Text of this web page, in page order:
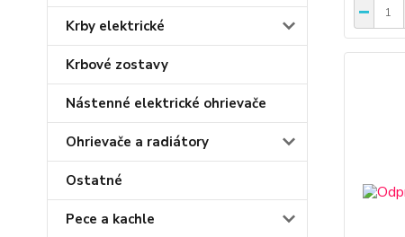
Krby elektrické
Krbové zostavy
Nástenné elektrické ohrievače
Ohrievače a radiátory
Ostatné
Pece a kachle